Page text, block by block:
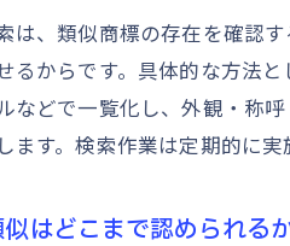
は、類似商標の存在を確認
るからです。具体的な方法
などで一覧化し、外観・称
ます。検索作業は定期的に
はどこまで認められる